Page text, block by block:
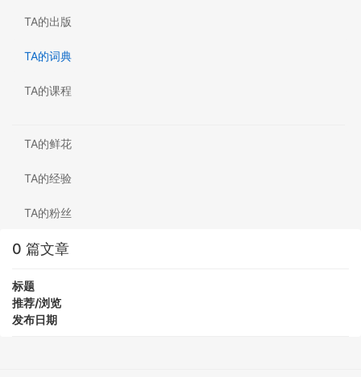
TA的出版
TA的词典
TA的课程
TA的鲜花
TA的经验
TA的粉丝
0 篇文章
标题
推荐/浏览
发布日期